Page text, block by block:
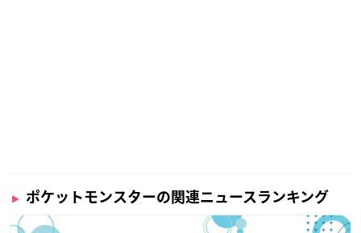
ポケットモンスターの関連ニュースランキング